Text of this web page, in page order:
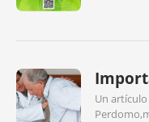
Un